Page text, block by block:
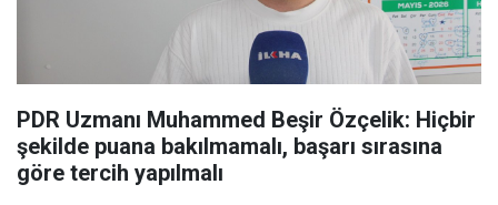
PDR Uzmanı Muhammed Beşir Özçelik: Hiçbir
şekilde puana bakılmamalı, başarı sırasına
göre tercih yapılmalı